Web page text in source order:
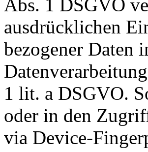
Abs. 1 DSGVO
ausdrücklichen
be­zo­ge­ner Daten
1 lit. a DSGVO.
oder in den
via De­vice-